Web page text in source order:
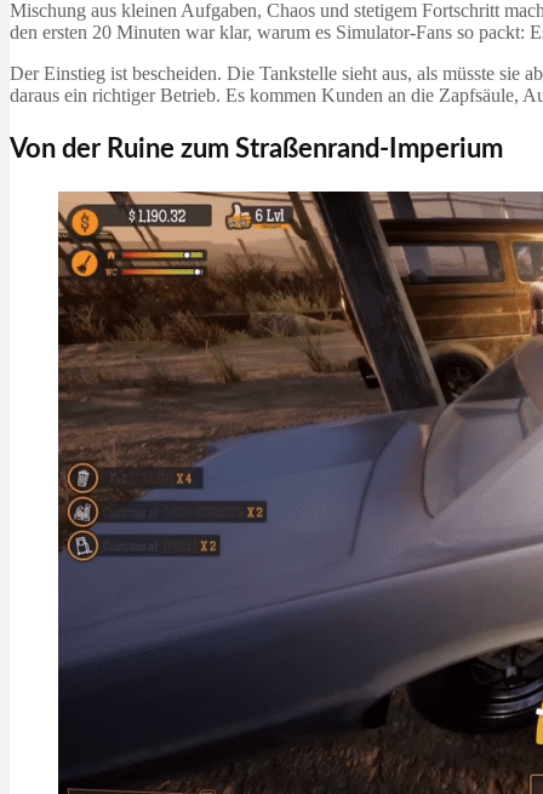
Mischung aus kleinen Aufgaben, Chaos und stetigem Fortschritt
den ersten 20 Minuten war klar, warum es Simulator-Fans so packt:
Der Einstieg ist bescheiden. Die Tankstelle sieht aus, als müsste sie
daraus ein richtiger Betrieb. Es kommen Kunden an die Zapfsäule,
Von der Ruine zum Straßenrand-Imperium